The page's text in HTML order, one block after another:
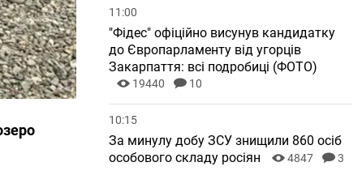
11:00
"Фідес" офіційно висунув кандидатку
до Європарламенту від угорців
Закарпаття: всі подробиці (ФОТО)
19440 10
10:15
За минулу добу ЗСУ знищили 860 осіб
особового складу росіян
4847 3